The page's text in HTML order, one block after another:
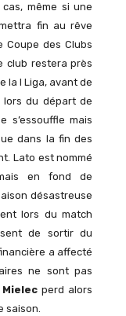
même si une
fin au rêve
des Clubs
club restera près
la I Liga, avant de
lors du départ de
s’essouffle mais
dans la fin des
Lato est nommé
en fond de
désastreuse
lors du match
de sortir du
a affecté
ne sont pas
perd alors
saison.